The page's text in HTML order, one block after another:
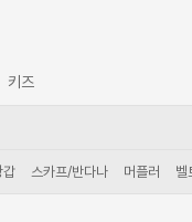
키즈
갑 스카프/반다나 머플러 벨